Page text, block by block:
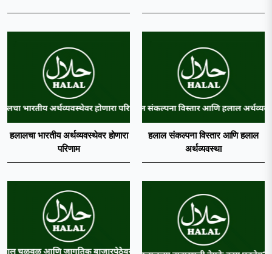
हलालचा भारतीय अर्थव्यवस्थेवर होणारा
परिणाम
हलाल संकल्पना विस्तार आणि हलाल
अर्थव्यवस्था